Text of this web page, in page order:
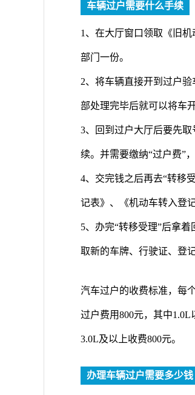
车辆过户需要什么手续
1、在大厅窗口领取《旧
部门一份。
2、将车辆直接开到过户
部处理完毕后就可以将车
3、回到过户大厅后要先
续。并需要缴纳“过户费”
4、交完钱之后再去“转移
记表》、《机动车转入登记
5、办完“转移受理”后拿
取新的车牌、行驶证、登
汽车过户的收费标准，每
过户费用800元，其中1.0L
3.0L及以上收费800元。
办理车辆过户需要多少钱